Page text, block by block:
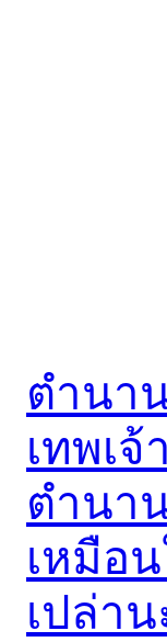
ตำนา
เทพเ
ตำนา
เหมือ
เปล่า